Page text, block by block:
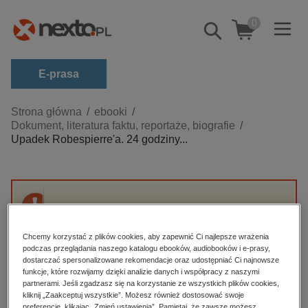
Pokaż/schowaj
wyszukiwarkę
0
E-prasa
Kategorie
Zobacz wszystkie E-prasa
biznesowe, branżowe, gospodarka
darmowe wydania
edukacja
hobby, sport, rozrywka
komputery, internet, technologie, informatyka
Strona główna
ebooki
Dokument, literatura faktu, reportaże, biografie
Upadek Robespierre'a. 24 godziny...
dostępny.
High-contrast mode
Chcemy korzystać z plików cookies, aby zapewnić Ci najlepsze wrażenia
podczas przeglądania naszego katalogu ebooków, audiobooków i e-prasy,
dostarczać spersonalizowane rekomendacje oraz udostępniać Ci najnowsze
funkcje, które rozwijamy dzięki analizie danych i współpracy z naszymi
partnerami. Jeśli zgadzasz się na korzystanie ze wszystkich plików cookies,
kliknij „Zaakceptuj wszystkie”. Możesz również dostosować swoje